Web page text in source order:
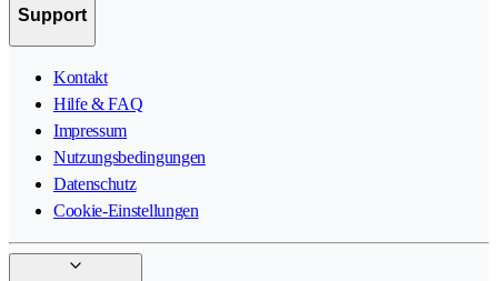
Support
Kontakt
Hilfe & FAQ
Impressum
Nutzungsbedingungen
Datenschutz
Cookie-Einstellungen